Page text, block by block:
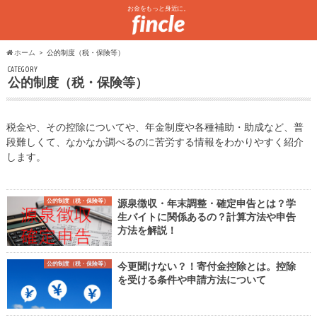
お金をもっと身近に。
ホーム 公的制度（税・保険等）
CATEGORY
公的制度（税・保険等）
税金や、その控除についてや、年金制度や各種補助・助成など、普
段難しくて、なかなか調べるのに苦労する情報をわかりやすく紹介
します。
公的制度（税・保険等）
源泉徴収・年末調整・確定申告とは？学
生バイトに関係あるの？計算方法や申告
方法を解説！
公的制度（税・保険等）
今更聞けない？！寄付金控除とは。控除
を受ける条件や申請方法について